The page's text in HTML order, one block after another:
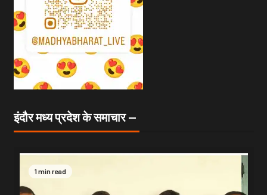
इंदौर मध्य प्रदेश के समाचार —
1 min read